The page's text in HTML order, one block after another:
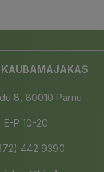
KAUBAMAJAKAS
8, 80010 Pärnu
E-P 10-20
442 9390